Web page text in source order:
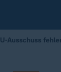
U-Ausschuss